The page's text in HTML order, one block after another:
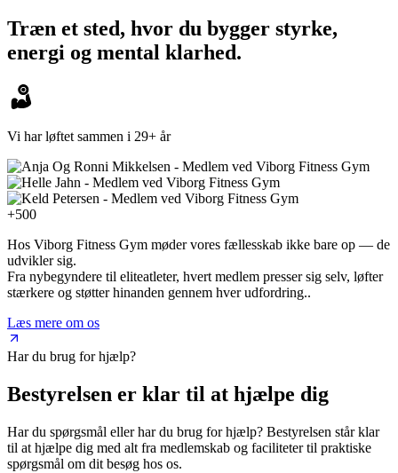
Træn et sted, hvor du bygger styrke,
energi og mental klarhed.
Vi har løftet sammen i 29+ år
+500
Hos Viborg Fitness Gym møder vores fællesskab ikke bare op — de
udvikler sig.
Fra nybegyndere til eliteatleter, hvert medlem presser sig selv, løfter
stærkere og støtter hinanden gennem hver udfordring..
Læs mere om os
Har du brug for hjælp?
Bestyrelsen er klar til at hjælpe dig
Har du spørgsmål eller har du brug for hjælp? Bestyrelsen står klar
til at hjælpe dig med alt fra medlemskab og faciliteter til praktiske
spørgsmål om dit besøg hos os.